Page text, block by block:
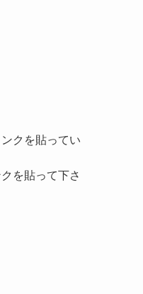
クを貼ってい
を貼って下さ